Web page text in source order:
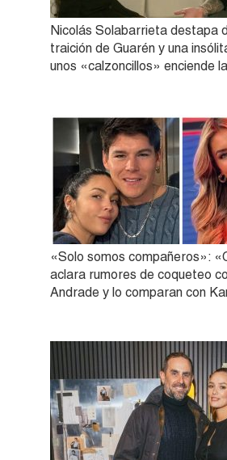
Nicolás Solabarrieta destapa
traición de Guarén y una
unos «calzoncillos» enciende
«Solo somos compañeros»:
aclara rumores de coqueteo
Andrade y lo comparan con